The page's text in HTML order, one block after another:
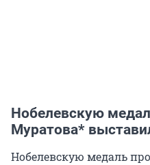
Нобелевскую
Муратова*
Нобелевскую медаль